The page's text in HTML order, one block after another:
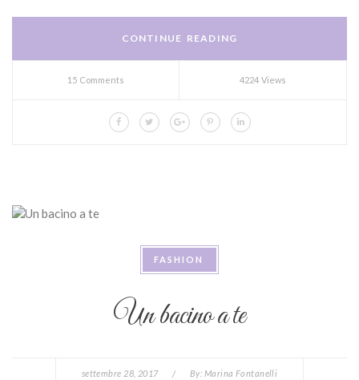
CONTINUE READING
15 Comments 4224 Views
FASHION
Un bacino a te
settembre 28, 2017 / By: Marina Fontanelli